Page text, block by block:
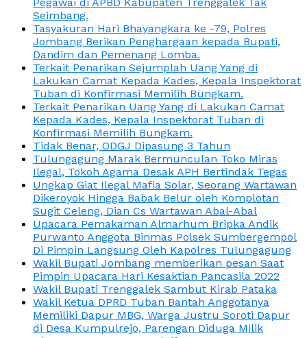
Seimbang.
Tasyakuran Hari Bhayangkara ke -79, Polres
Jombang Berikan Penghargaan kepada Bupati,
Dandim dan Pemenang Lomba.
Terkait Penarikan Sejumplah Uang Yang di
Lakukan Camat Kepada Kades, Kepala Inspektorat
Tuban di Konfirmasi Memilih Bungkam.
Terkait Penarikan Uang Yang di Lakukan Camat
Kepada Kades, Kepala Inspektorat Tuban di
Konfirmasi Memilih Bungkam.
Tidak Benar, ODGJ Dipasung 3 Tahun
Tulungagung Marak Bermunculan Toko Miras
Ilegal, Tokoh Agama Desak APH Bertindak Tegas
Ungkap Giat Ilegal Mafia Solar, Seorang Wartawan
Dikeroyok Hingga Babak Belur oleh Komplotan
Sugit Celeng, Dian Cs Wartawan Abal-Abal
Upacara Pemakaman Almarhum Bripka Andik
Purwanto Anggota Binmas Polsek Sumbergempol
Di Pimpin Langsung Oleh Kapolres Tulungagung
Wakil Bupati Jombang memberikan pesan Saat
Pimpin Upacara Hari Kesaktian Pancasila 2022
Wakil Bupati Trenggalek Sambut Kirab Pataka
Wakil Ketua DPRD Tuban Bantah Anggotanya
Memiliki Dapur MBG, Warga Justru Soroti Dapur
di Desa Kumpulrejo, Parengan Diduga Milik